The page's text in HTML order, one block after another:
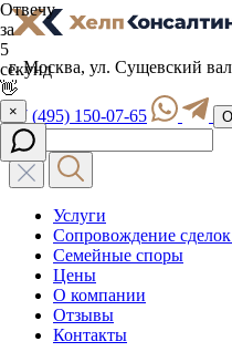
г. Москва, ул. Сущевский
+7 (495) 150-07-65
Услуги
Сопровождение
Семейные споры
Цены
О компании
Отзывы
Контакты